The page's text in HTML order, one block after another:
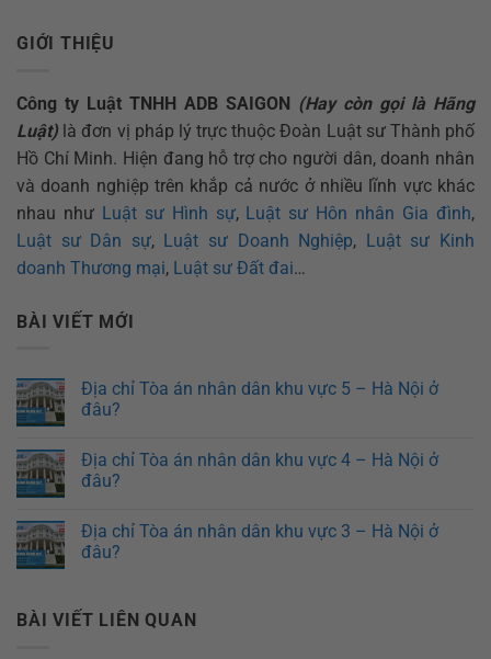
GIỚI THIỆU
Công ty Luật TNHH ADB SAIGON (Hay còn gọi là Hãng
Luật) là đơn vị pháp lý trực thuộc Đoàn Luật sư Thành phố
Hồ Chí Minh. Hiện đang hỗ trợ cho người dân, doanh nhân
và doanh nghiệp trên khắp cả nước ở nhiều lĩnh vực khác
nhau như Luật sư Hình sự, Luật sư Hôn nhân Gia đình,
Luật sư Dân sự, Luật sư Doanh Nghiệp, Luật sư Kinh
doanh Thương mại, Luật sư Đất đai…
BÀI VIẾT MỚI
Địa chỉ Tòa án nhân dân khu vực 5 – Hà Nội ở
đâu?
Địa chỉ Tòa án nhân dân khu vực 4 – Hà Nội ở
đâu?
Địa chỉ Tòa án nhân dân khu vực 3 – Hà Nội ở
đâu?
BÀI VIẾT LIÊN QUAN